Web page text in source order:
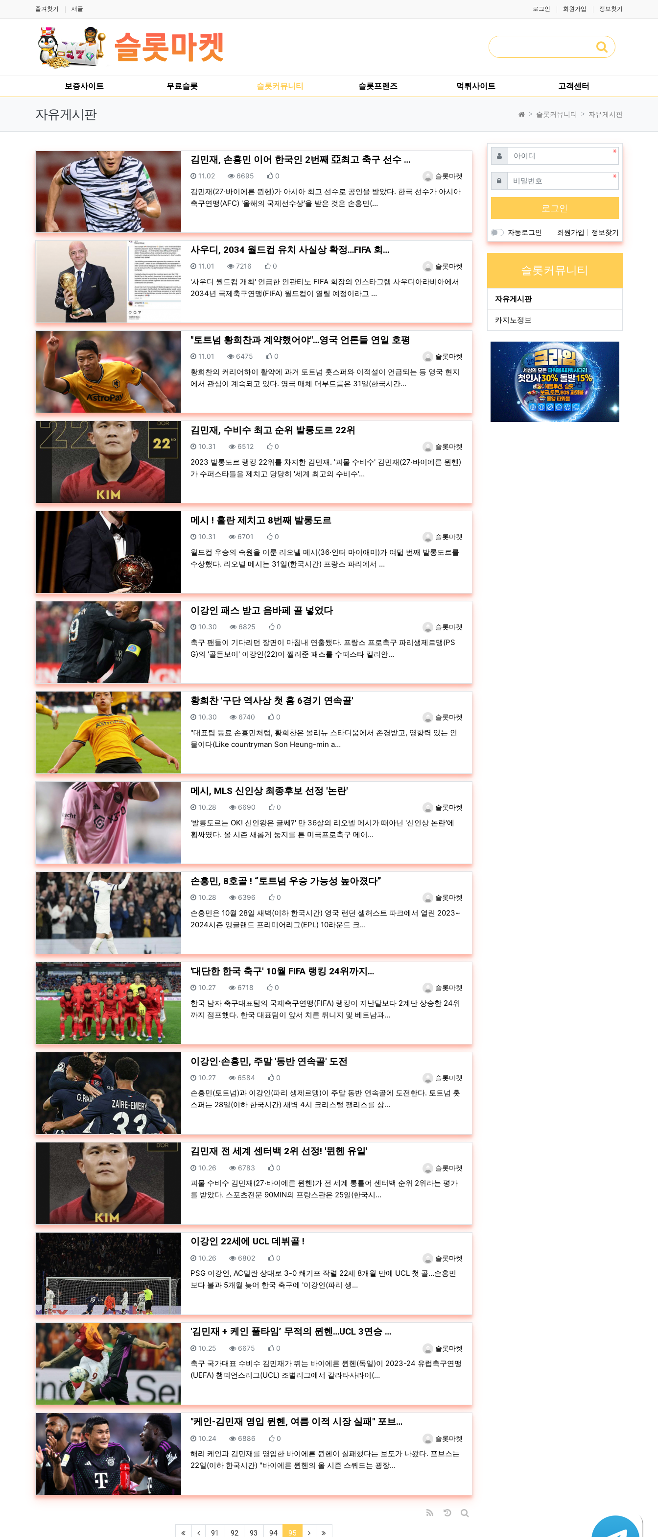
상단 네비
즐겨찾기 새글 로그인 회원가입 정보찾기
메인 메뉴
보증사이트 무료슬롯 슬롯커뮤니티 슬롯프렌즈 먹튀사이트 고객센터
자유게시판 슬롯커뮤니티 자유게시판
김민재, 손흥민 이어 한국인 2번째 亞최고 축구 선수 …
등록자슬롯마켓
등록일
11.02 조회
6695 추천
0
김민재(27·바이에른 뮌헨)가 아시아 최고 선수로 공인을 받았다. 한국 선수가 아시아
축구연맹(AFC) '올해의 국제선수상'을 받은 것은 손흥민(…
사우디, 2034 월드컵 유치 사실상 확정…FIFA 회…
등록자슬롯마켓
등록일
11.01 조회
7216 추천
0
'사우디 월드컵 개최' 언급한 인판티노 FIFA 회장의 인스타그램 사우디아라비아에서
2034년 국제축구연맹(FIFA) 월드컵이 열릴 예정이라고 …
"토트넘 황희찬과 계약했어야"…영국 언론들 연일 호평
등록자슬롯마켓
등록일
11.01 조회
6475 추천
0
황희찬의 커리어하이 활약에 과거 토트넘 홋스퍼와 이적설이 언급되는 등 영국 현지
에서 관심이 계속되고 있다. 영국 매체 더부트룸은 31일(한국시간…
김민재, 수비수 최고 순위 발롱도르 22위
등록자슬롯마켓
등록일
10.31 조회
6512 추천
0
2023 발롱도르 랭킹 22위를 차지한 김민재. '괴물 수비수' 김민재(27·바이에른 뮌헨)
가 수퍼스타들을 제치고 당당히 '세계 최고의 수비수'…
메시 ! 홀란 제치고 8번째 발롱도르
등록자슬롯마켓
등록일
10.31 조회
6701 추천
0
월드컵 우승의 숙원을 이룬 리오넬 메시(36·인터 마이애미)가 여덟 번째 발롱도르를
수상했다. 리오넬 메시는 31일(한국시간) 프랑스 파리에서 …
이강인 패스 받고 음바페 골 넣었다
등록자슬롯마켓
등록일
10.30 조회
6825 추천
0
축구 팬들이 기다리던 장면이 마침내 연출됐다. 프랑스 프로축구 파리생제르맹(PS
G)의 '골든보이' 이강인(22)이 찔러준 패스를 수퍼스타 킬리안…
황희찬 '구단 역사상 첫 홈 6경기 연속골'
등록자슬롯마켓
등록일
10.30 조회
6740 추천
0
"대표팀 동료 손흥민처럼, 황희찬은 몰리뉴 스타디움에서 존경받고, 영향력 있는 인
물이다(Like countryman Son Heung-min a…
메시, MLS 신인상 최종후보 선정 '논란'
등록자슬롯마켓
등록일
10.28 조회
6690 추천
0
'발롱도르는 OK! 신인왕은 글쎄?' 만 36살의 리오넬 메시가 때아닌 '신인상 논란'에
휩싸였다. 올 시즌 새롭게 둥지를 튼 미국프로축구 메이…
손흥민, 8호골 ! “토트넘 우승 가능성 높아졌다”
등록자슬롯마켓
등록일
10.28 조회
6396 추천
0
손흥민은 10월 28일 새벽(이하 한국시간) 영국 런던 셀허스트 파크에서 열린 2023~
2024시즌 잉글랜드 프리미어리그(EPL) 10라운드 크…
'대단한 한국 축구' 10월 FIFA 랭킹 24위까지…
등록자슬롯마켓
등록일
10.27 조회
6718 추천
0
한국 남자 축구대표팀의 국제축구연맹(FIFA) 랭킹이 지난달보다 2계단 상승한 24위
까지 점프했다. 한국 대표팀이 앞서 치른 튀니지 및 베트남과…
이강인·손흥민, 주말 '동반 연속골' 도전
등록자슬롯마켓
등록일
10.27 조회
6584 추천
0
손흥민(토트넘)과 이강인(파리 생제르맹)이 주말 동반 연속골에 도전한다. 토트넘 홋
스퍼는 28일(이하 한국시간) 새벽 4시 크리스털 팰리스를 상…
김민재 전 세계 센터백 2위 선정! '뮌헨 유일'
등록자슬롯마켓
등록일
10.26 조회
6783 추천
0
괴물 수비수 김민재(27·바이에른 뮌헨)가 전 세계 통틀어 센터백 순위 2위라는 평가
를 받았다. 스포츠전문 90MIN의 프랑스판은 25일(한국시…
이강인 22세에 UCL 데뷔골 !
등록자슬롯마켓
등록일
10.26 조회
6802 추천
0
PSG 이강인, AC밀란 상대로 3-0 쐐기포 작렬 22세 8개월 만에 UCL 첫 골…손흥민
보다 불과 5개월 늦어 한국 축구에 '이강인(파리 생…
'김민재 + 케인 풀타임’ 무적의 뮌헨…UCL 3연승 …
등록자슬롯마켓
등록일
10.25 조회
6675 추천
0
축구 국가대표 수비수 김민재가 뛰는 바이에른 뮌헨(독일)이 2023-24 유럽축구연맹
(UEFA) 챔피언스리그(UCL) 조별리그에서 갈라타사라이(…
"케인-김민재 영입 뮌헨, 여름 이적 시장 실패" 포브…
등록자슬롯마켓
등록일
10.24 조회
6886 추천
0
해리 케인과 김민재를 영입한 바이에른 뮌헨이 실패했다는 보도가 나왔다. 포브스는
22일(이하 한국시간) "바이에른 뮌헨의 올 시즌 스쿼드는 굉장…
RSS
날짜순 정렬
(first)(previous)
91 92 93 94 95(current)
(next)
아이디 필수
비밀번호필수
로그인
자동로그인 회원가입 정보찾기
슬롯커뮤니티
자유게시판
카지노정보